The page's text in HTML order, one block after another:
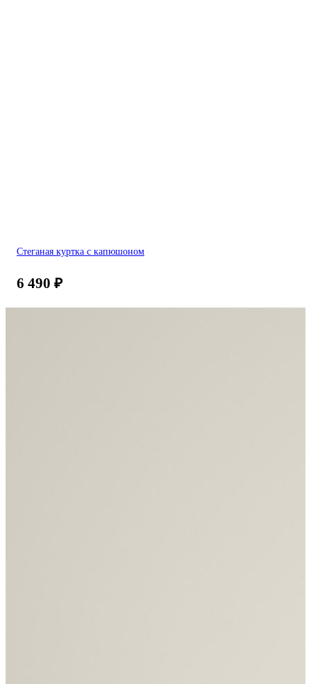
Стеганая куртка с капюшоном
6 490 ₽